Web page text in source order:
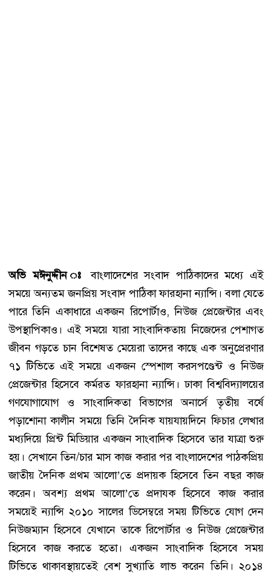
অভি মঈনুদ্দীন ঃ
বাংলাদেশের সংবাদ পাঠিকাদের মধ্যে এই
সময়ে অন্যতম জনপ্রিয় সংবাদ পাঠিকা ফারহানা ন্যান্সি। বলা যেতে
পারে তিনি একাধারে একজন রিপোর্টাও, নিউজ প্রেজেন্টার এবং
উপস্থাপিকাও। এই সময়ে যারা সাংবাদিকতায় নিজেদের পেশাগত
জীবন গড়তে চান বিশেষত মেয়েরা তাদের কাছে এক অনুপ্রেরণার
৭১ টিভিতে এই সময়ে একজন স্পেশাল করসপণ্ডেন্ট ও নিউজ
প্রেজেন্টার হিসেবে কর্মরত ফারহানা ন্যান্সি। ঢাকা বিশ্ববিদ্যালয়ের
গণযোগাযোগ ও সাংবাদিকতা বিভাগের অনার্সে তৃতীয় বর্ষে
পড়াশোনা কালীন সময়ে তিনি দৈনিক যায়যায়দিনে ফিচার লেখার
মধ্যদিয়ে প্রিন্ট মিডিয়ার একজন সাংবাদিক হিসেবে তার যাত্রা শুরু
হয়। সেখানে তিন/চার মাস কাজ করার পর বাংলাদেশের পাঠকপ্রিয়
জাতীয় দৈনিক প্রথম আলো’তে প্রদায়ক হিসেবে তিন বছর কাজ
করেন। অবশ্য প্রথম আলো’তে প্রদাযক হিসেবে কাজ করার
সময়েই ন্যান্সি ২০১০ সালের ডিসেম্বরে সময় টিভিতে যোগ দেন
নিউজম্যান হিসেবে যেখানে তাকে রিপোর্টার ও নিউজ প্রেজেন্টার
হিসেবে কাজ করতে হতো। একজন সাংবাদিক হিসেবে সময়
টিভিতে থাকাবস্থায়তেই বেশ সুখ্যাতি লাভ করেন তিনি। ২০১৪